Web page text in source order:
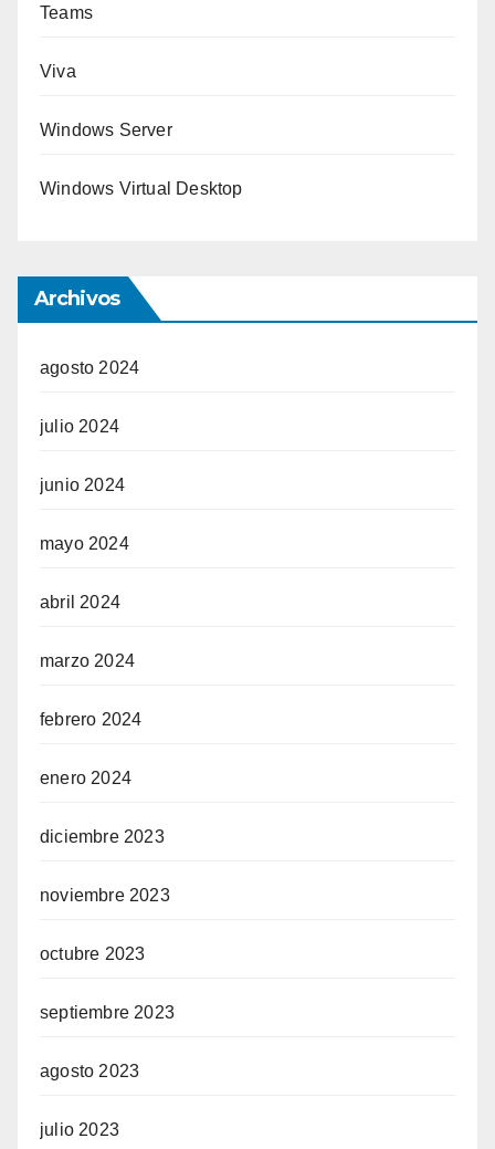
Teams
Viva
Windows Server
Windows Virtual Desktop
Archivos
agosto 2024
julio 2024
junio 2024
mayo 2024
abril 2024
marzo 2024
febrero 2024
enero 2024
diciembre 2023
noviembre 2023
octubre 2023
septiembre 2023
agosto 2023
julio 2023